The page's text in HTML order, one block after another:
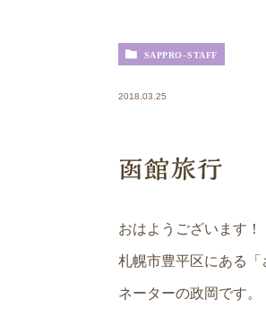
SAPPRO-STAFF
2018.03.25
函館旅行
おはようございます！
札幌市豊平区にある
ネーターの政岡です。